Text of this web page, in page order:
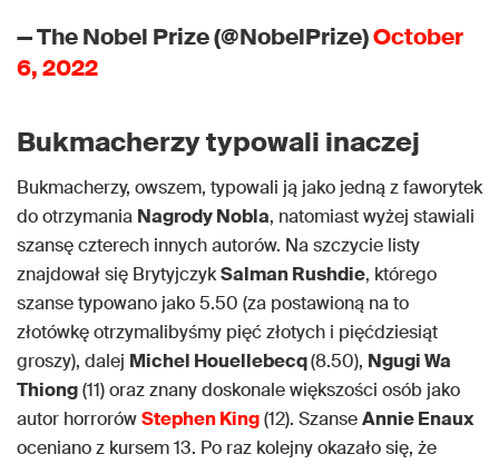
— The Nobel Prize (@NobelPrize)October
6, 2022
Bukmacherzy typowali inaczej
Bukmacherzy, owszem, typowali ją jako jedną z faworytek
do otrzymania Nagrody Nobla, natomiast wyżej stawiali
szansę czterech innych autorów. Na szczycie listy
znajdował się BrytyjczykSalman Rushdie, którego
szanse typowano jako 5.50 (za postawioną na to
złotówkę otrzymalibyśmy pięć złotych i pięćdziesiąt
groszy), dalej Michel Houellebecq(8.50), Ngugi Wa
Thiong(11) oraz znany doskonale większości osób jako
autor horrorówStephen King(12). SzanseAnnie Enaux
oceniano z kursem 13. Po raz kolejny okazało się, że